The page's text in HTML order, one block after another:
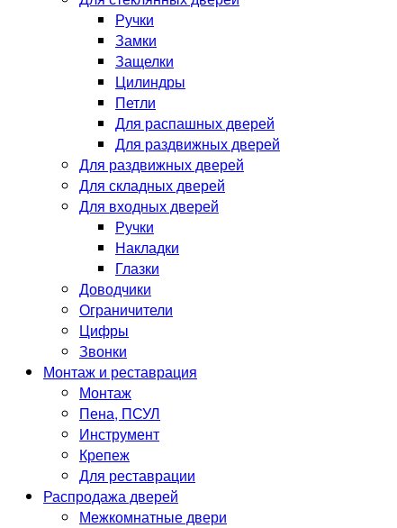
Ручки
Замки
Защелки
Цилиндры
Петли
Для распашных дверей
Для раздвижных дверей
Для раздвижных дверей
Для складных дверей
Для входных дверей
Ручки
Накладки
Глазки
Доводчики
Ограничители
Цифры
Звонки
Монтаж и реставрация
Монтаж
Пена, ПСУЛ
Инструмент
Крепеж
Для реставрации
Распродажа дверей
Межкомнатные двери